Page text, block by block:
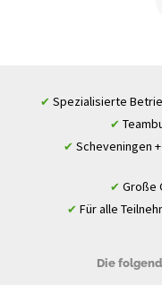
✔ Spezialisierte
✔
✔ Scheveningen
✔ Große
✔ Für alle
Die